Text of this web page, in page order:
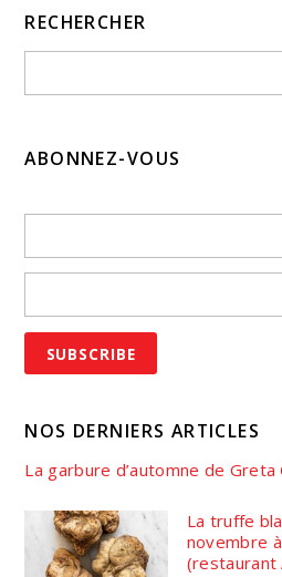
RECHERCHER
ABONNEZ-VOUS
NOS DERNIERS ARTICLES
La garbure d’automne de Greta
La truffe
novembre
(restaurant